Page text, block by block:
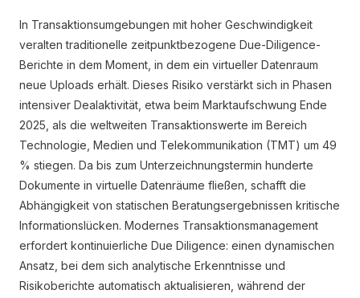
In Transaktionsumgebungen mit hoher Geschwindigkeit
veralten traditionelle zeitpunktbezogene Due-Diligence-
Berichte in dem Moment, in dem ein virtueller Datenraum
neue Uploads erhält. Dieses Risiko verstärkt sich in Phasen
intensiver Dealaktivität, etwa beim Marktaufschwung Ende
2025, als die weltweiten Transaktionswerte im Bereich
Technologie, Medien und Telekommunikation (TMT) um 49
% stiegen. Da bis zum Unterzeichnungstermin hunderte
Dokumente in virtuelle Datenräume fließen, schafft die
Abhängigkeit von statischen Beratungsergebnissen kritische
Informationslücken. Modernes Transaktionsmanagement
erfordert kontinuierliche Due Diligence: einen dynamischen
Ansatz, bei dem sich analytische Erkenntnisse und
Risikoberichte automatisch aktualisieren, während der